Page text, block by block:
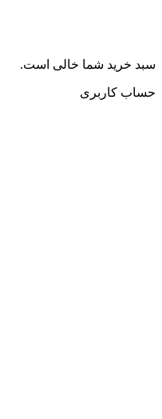
سبد خرید شما خالی است.
حساب کاربری